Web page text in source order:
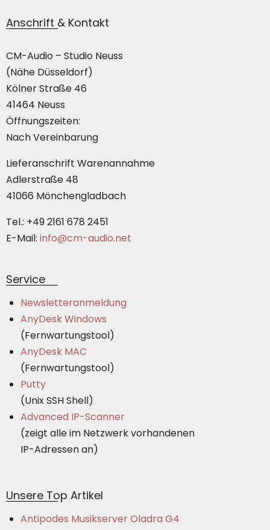
Anschrift & Kontakt
CM-Audio – Studio Neuss
(Nähe Düsseldorf)
Kölner Straße 46
41464 Neuss
Öffnungszeiten:
Nach Vereinbarung
Lieferanschrift Warenannahme
Adlerstraße 48
41066 Mönchengladbach
Tel.: +49 2161 678 2451
E-Mail: info@cm-audio.net
Service
Newsletteranmeldung
AnyDesk Windows
(Fernwartungstool)
AnyDesk MAC
(Fernwartungstool)
Putty
(Unix SSH Shell)
Advanced IP-Scanner
(zeigt alle im Netzwerk vorhandenen
IP-Adressen an)
Unsere Top Artikel
Antipodes Musikserver Oladra G4